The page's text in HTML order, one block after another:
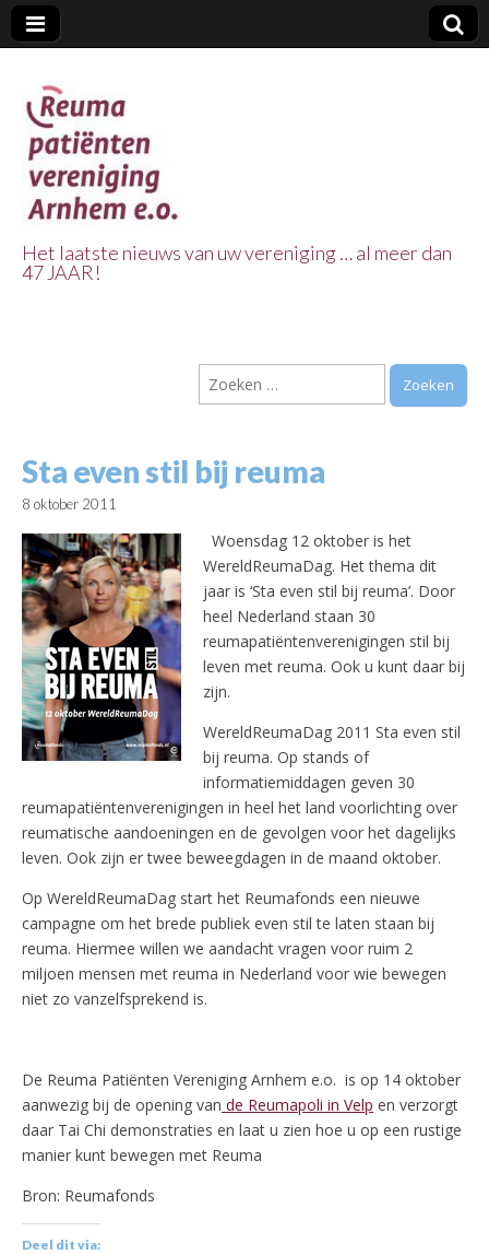
Vereniging
Arnhem e.o.
Het laatste nieuws van uw vereniging … al meer dan
47 JAAR!
Zoeken
naar:
Sta even stil bij reuma
8 oktober 2011
Woensdag 12 oktober is het
WereldReumaDag. Het thema dit
jaar is ‘Sta even stil bij reuma’. Door
heel Nederland staan 30
reumapatiëntenverenigingen stil bij
leven met reuma. Ook u kunt daar bij
zijn.
WereldReumaDag 2011 Sta even stil
bij reuma. Op stands of
informatiemiddagen geven 30
reumapatiëntenverenigingen in heel het land voorlichting over
reumatische aandoeningen en de gevolgen voor het dagelijks
leven. Ook zijn er twee beweegdagen in de maand oktober.
Op WereldReumaDag start het Reumafonds een nieuwe
campagne om het brede publiek even stil te laten staan bij
reuma. Hiermee willen we aandacht vragen voor ruim 2
miljoen mensen met reuma in Nederland voor wie bewegen
niet zo vanzelfsprekend is.
De Reuma Patiënten Vereniging Arnhem e.o. is op 14 oktober
aanwezig bij de opening van de Reumapoli in Velp en verzorgt
daar Tai Chi demonstraties en laat u zien hoe u op een rustige
manier kunt bewegen met Reuma
Bron: Reumafonds
Deel dit via: